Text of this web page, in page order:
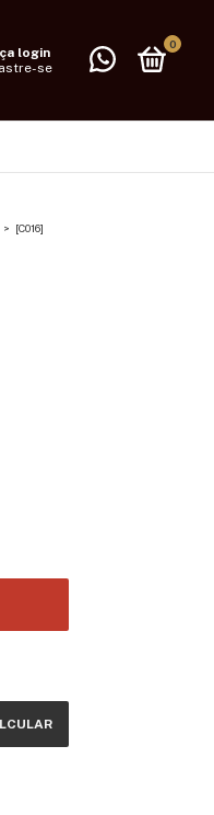
login
se
0
> [C016]